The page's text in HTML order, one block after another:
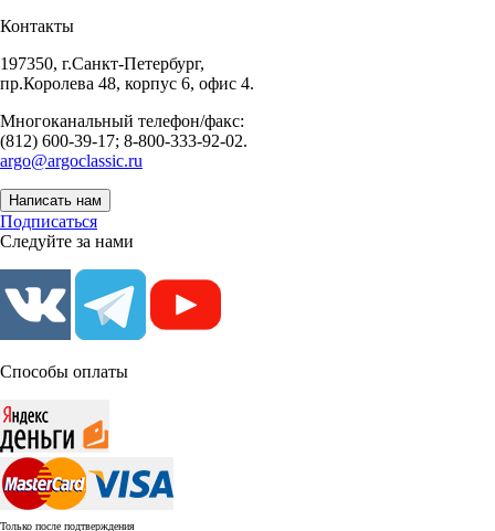
Контакты
197350, г.Санкт-Петербург,
пр.Королева 48, корпус 6, офис 4.
Многоканальный телефон/факс:
(812) 600-39-17; 8-800-333-92-02.
argo@argoclassic.ru
Написать нам
Подписаться
Следуйте за нами
Способы оплаты
Только после подтверждения